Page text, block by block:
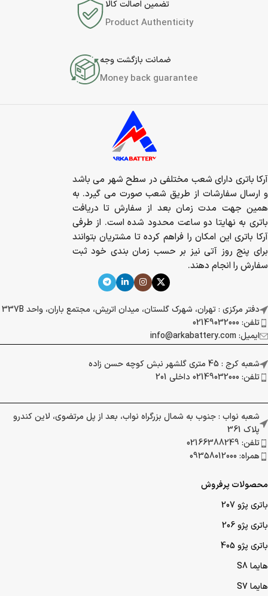
تضمین اصالت کالا
Product Authenticity
ضمانت بازگشت وجه
Money back guarantee
آرکا باتری دارای شعب مختلفی در سطح شهر می باشد
و ارسال سفارشات از طریق شعب صورت می گیرد. به
همین جهت مدت زمان بعد از سفارش تا دریافت
باتری به نهایتا دو ساعت محدود شده است. از طرفی
آرکا باتری این امکان را فراهم کرده تا مشتریان بتوانند
برای پنج روز آتی نیز بر حسب زمان بندی خود ثبت
سفارش را انجام دهند.
دفتر مرکزی : تهران، شهرک گلستان، میدان اتریش، مجتمع باران، واحد 337B
تلفن: 02149032000
ایمیل: info@arkabattery.com
شعبه کرج : 45 متری گلشهر نبش کوچه حسن زاده
تلفن: 02149032000 داخلی 201
شعبه نواب : جنوب به شمال بزرگراه نواب، بعد از پل مرتضوی، لاین کندرو
پلاک 361
تلفن: 02166388249
همراه: 09358012000
محصولات پرفروش
باتری پژو 207
باتری پژو 206
باتری پژو 405
هایما S8
هایما S7